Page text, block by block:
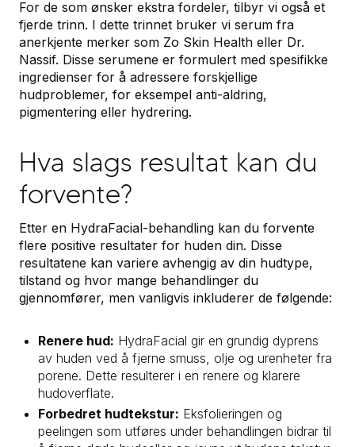
For de som ønsker ekstra fordeler, tilbyr vi også et
fjerde trinn. I dette trinnet bruker vi serum fra
anerkjente merker som Zo Skin Health eller Dr.
Nassif. Disse serumene er formulert med spesifikke
ingredienser for å adressere forskjellige
hudproblemer, for eksempel anti-aldring,
pigmentering eller hydrering.
Hva slags resultat kan du
forvente?
Etter en HydraFacial-behandling kan du forvente
flere positive resultater for huden din. Disse
resultatene kan variere avhengig av din hudtype,
tilstand og hvor mange behandlinger du
gjennomfører, men vanligvis inkluderer de følgende:
Renere hud: HydraFacial gir en grundig dyprens
av huden ved å fjerne smuss, olje og urenheter fra
porene. Dette resulterer i en renere og klarere
hudoverflate.
Forbedret hudtekstur: Eksfolieringen og
peelingen som utføres under behandlingen bidrar til